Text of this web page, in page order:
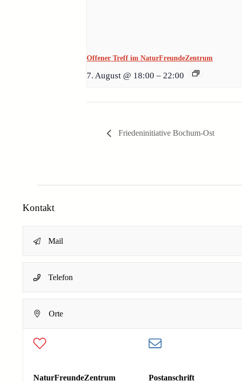
Offener Treff im NaturFreundeZentrum
7. August @ 18:00 – 22:00
Friedeninitiative Bochum-Ost
Kontakt
Mail
E-Mail-Adresse
a
Telefon
Orte
NaturFreundeZentrum Postanschrift